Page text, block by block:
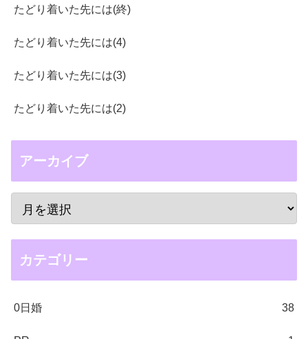
たどり着いた先には(終)
たどり着いた先には(4)
たどり着いた先には(3)
たどり着いた先には(2)
アーカイブ
カテゴリー
0日婚 38